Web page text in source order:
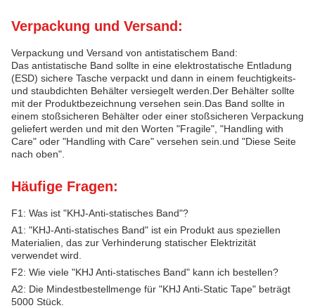
Verpackung und Versand:
Verpackung und Versand von antistatischem Band:
Das antistatische Band sollte in eine elektrostatische Entladung
(ESD) sichere Tasche verpackt und dann in einem feuchtigkeits-
und staubdichten Behälter versiegelt werden.Der Behälter sollte
mit der Produktbezeichnung versehen sein.Das Band sollte in
einem stoßsicheren Behälter oder einer stoßsicheren Verpackung
geliefert werden und mit den Worten "Fragile", "Handling with
Care" oder "Handling with Care" versehen sein.und "Diese Seite
nach oben".
Häufige Fragen:
F1: Was ist "KHJ-Anti-statisches Band"?
A1: "KHJ-Anti-statisches Band" ist ein Produkt aus speziellen
Materialien, das zur Verhinderung statischer Elektrizität
verwendet wird.
F2: Wie viele "KHJ Anti-statisches Band" kann ich bestellen?
A2: Die Mindestbestellmenge für "KHJ Anti-Static Tape" beträgt
5000 Stück.